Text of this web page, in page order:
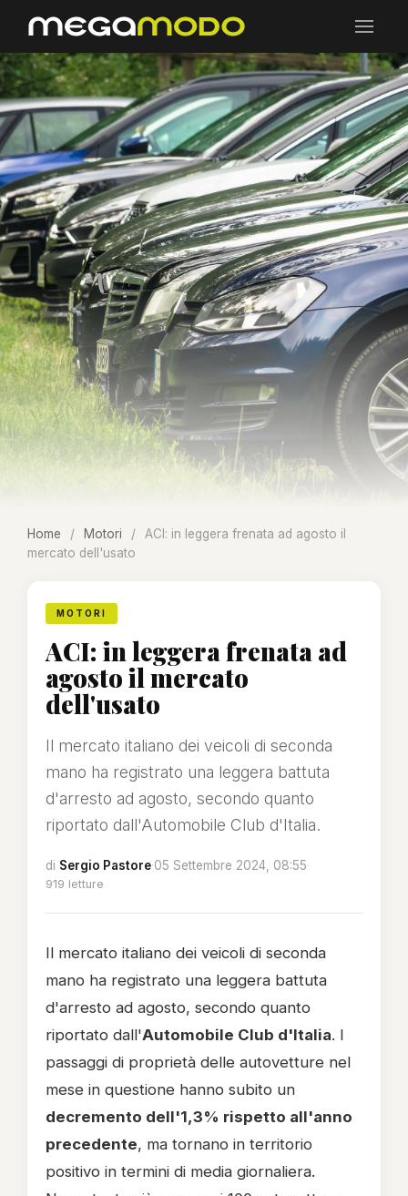
Home / Motori /
ACI: in leggera frenata ad agosto il
mercato dell'usato
MOTORI
ACI: in leggera frenata ad
agosto il mercato
dell'usato
Il mercato italiano dei veicoli di seconda
mano ha registrato una leggera battuta
d'arresto ad agosto, secondo quanto
riportato dall'Automobile Club d'Italia.
di Sergio Pastore·05 Settembre 2024, 08:55·
919 letture
Il mercato italiano dei veicoli di seconda
mano ha registrato una leggera battuta
d'arresto ad agosto, secondo quanto
riportato dall'Automobile Club d'Italia. I
passaggi di proprietà delle autovetture nel
mese in questione hanno subito un
decremento dell'1,3% rispetto all'anno
precedente, ma tornano in territorio
positivo in termini di media giornaliera.